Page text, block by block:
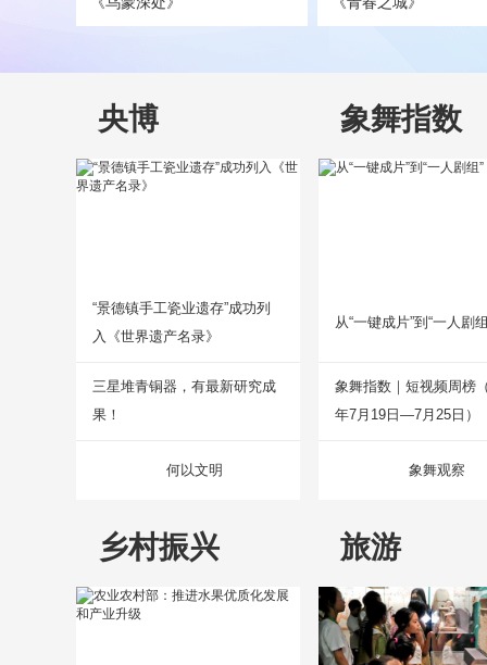
央博
“景德镇手工瓷业遗存”成功列
入《世界遗产名录》
三星堆青铜器，有最新研究成
果！
何以文明
象舞指数
从“一键成片”到“一人剧
象舞指数｜短视频周榜
年7月19日—7月25日）
象舞观察
乡村振兴 旅游